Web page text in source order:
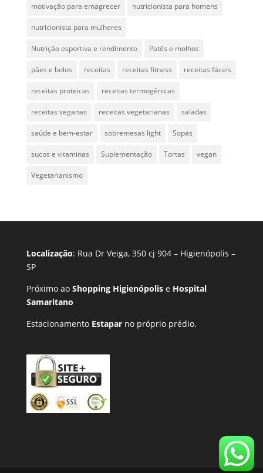
motivação para emagrecer nutricionista para homens
nutricionista para mulheres
Nutrição esportiva e rendimento Patês e molhos
pães e bolos receitas receitas fitness receitas fáceis
receitas proteicas receitas termogênicas
receitas veganas receitas vegetarianas saladas
saúde e bem-estar sobremesas light Sopas
sucos e vitaminas Suplementação Tortas vegan
Vegetarianismo
Localização: Rua Dr Veiga, 350 cj 904 – Higienópolis –
SP
Próximo ao Shopping Higienópolise Hospital
Samaritano
Estacionamento Estaparno próprio prédio.